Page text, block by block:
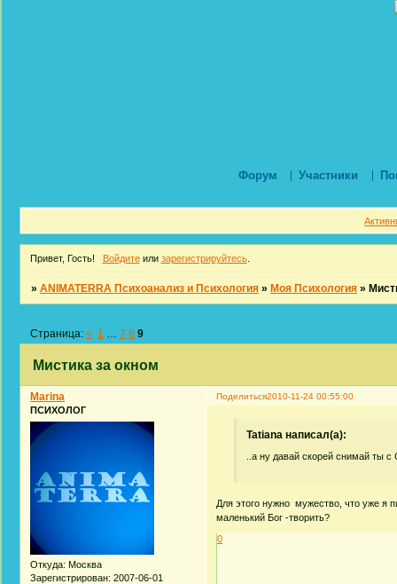
Форум Участники
Привет, Гость! Войдитеили зарегистрируйтесь.
»ANIMATERRA Психоанализ и Психология » Моя Психология »
Мистика за окном
Страница:« 1 7 8 9
Поделиться2010-11-24 00:55:00
Marina
ПСИХОЛОГ
Откуда: Москва
Зарегистрирован: 2007-06-01
Tatiana написал(а):
..а ну давай скорей снимай ты с
Для этого нужно мужество, что уже я
маленький Бог -творить?
0